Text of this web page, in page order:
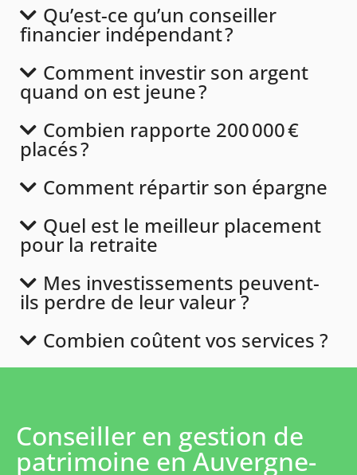
Qu’est-ce qu’un conseiller
financier indépendant ?
Comment investir son argent
quand on est jeune ?
Combien rapporte 200 000 €
placés ?
Comment répartir son épargne
Quel est le meilleur placement
pour la retraite
Mes investissements peuvent-
ils perdre de leur valeur ?
Combien coûtent vos services ?
Conseiller en gestion de
patrimoine en Auvergne-